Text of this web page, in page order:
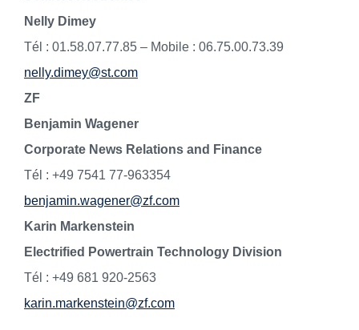
Nelly Dimey
Tél : 01.58.07.77.85 – Mobile : 06.75.00.73.39
nelly.dimey@st.com
ZF
Benjamin Wagener
Corporate News Relations and Finance
Tél : +49 7541 77-963354
benjamin.wagener@zf.com
Karin Markenstein
Electrified Powertrain Technology Division
Tél : +49 681 920-2563
karin.markenstein@zf.com